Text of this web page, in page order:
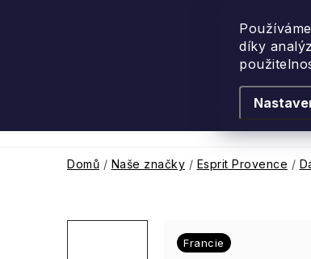
díky
Podle vůně
Domů / Naše značky / Esprit Provence /
Francie